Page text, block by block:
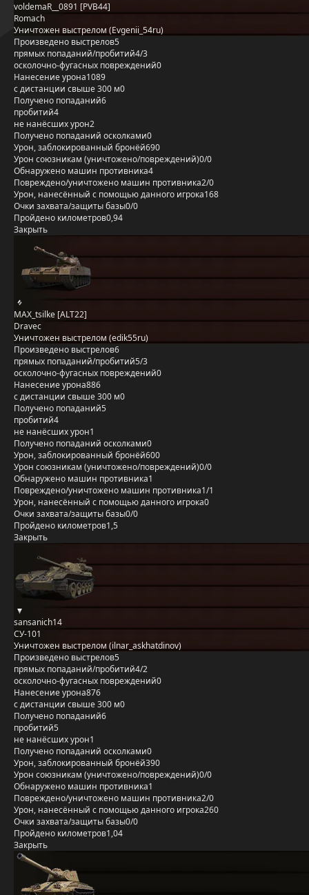
voldemaR__0891 [PVB44]
Romach
Уничтожен выстрелом (Evgenii_54ru)
Произведено выстрелов5
прямых попаданий/пробитий4/3
осколочно-фугасных повреждений0
Нанесение урона1089
с дистанции свыше 300 м0
Получено попаданий6
пробитий4
не нанёсших урон2
Получено попаданий осколками0
Урон, заблокированный бронёй690
Урон союзникам (уничтожено/повреждений)0/0
Обнаружено машин противника4
Повреждено/уничтожено машин противника2/0
Урон, нанесённый с помощью данного игрока168
Очки захвата/защиты базы0/0
Пройдено километров0,94
Закрыть
MAX_tsilke [ALT22]
Dravec
Уничтожен выстрелом (edik55ru)
Произведено выстрелов6
прямых попаданий/пробитий5/3
осколочно-фугасных повреждений0
Нанесение урона886
с дистанции свыше 300 м0
Получено попаданий5
пробитий4
не нанёсших урон1
Получено попаданий осколками0
Урон, заблокированный бронёй600
Урон союзникам (уничтожено/повреждений)0/0
Обнаружено машин противника1
Повреждено/уничтожено машин противника1/1
Урон, нанесённый с помощью данного игрока0
Очки захвата/защиты базы0/0
Пройдено километров1,5
Закрыть
sansanich14
СУ-101
Уничтожен выстрелом (ilnar_askhatdinov)
Произведено выстрелов5
прямых попаданий/пробитий4/2
осколочно-фугасных повреждений0
Нанесение урона876
с дистанции свыше 300 м0
Получено попаданий6
пробитий5
не нанёсших урон1
Получено попаданий осколками0
Урон, заблокированный бронёй390
Урон союзникам (уничтожено/повреждений)0/0
Обнаружено машин противника1
Повреждено/уничтожено машин противника2/0
Урон, нанесённый с помощью данного игрока260
Очки захвата/защиты базы0/0
Пройдено километров1,04
Закрыть